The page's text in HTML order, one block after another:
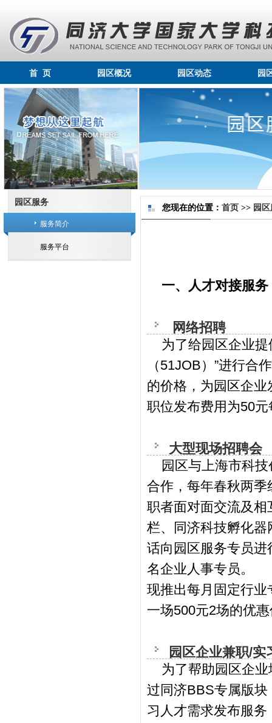
首 页 园区概况 园区动态 园
园区服务
服务简介
服务平台
您现在的位置： 首页 >> 园
一、人才对接服务
网络招聘
为了给园区企业提
（51JOB）”进行合
的价格，为园区企
职位发布费用为50
大型现场招聘会
园区与上海市科技
合作，每年春秋两
职者面对面交流及
栏、同济科技孵化器
话向园区服务专员
名企业人事专员。
现推出每月固定行
一场500元2场的优
园区企业兼职/实
为了帮助园区企业
过同济BBS专属版
习人才需求发布服